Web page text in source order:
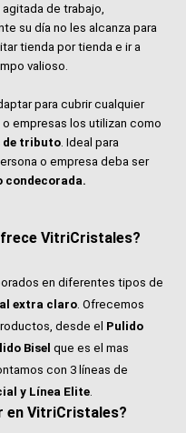
agitada de trabajo,
su día no les alcanza para
tienda por tienda e ir a
valioso.
para cubrir cualquier
empresas los utilizan como
de tributo. Ideal para
o empresa deba ser
condecorada.
VitriCristales?
en diferentes tipos de
extra claro. Ofrecemos
desde el Pulido
Bisel que es el mas
con 3 líneas de
y Línea Elite.
en VitriCristales?